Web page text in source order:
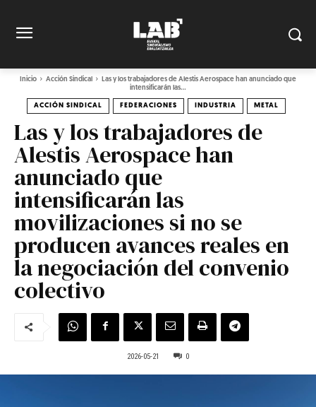
Inicio Acción Sindical
Las y los trabajadores de Alestis Aerospace han anunciado que
intensificarán las...
ACCIÓN SINDICAL FEDERACIONES INDUSTRIA METAL
Las y los trabajadores de
Alestis Aerospace han
anunciado que
intensificarán las
movilizaciones si no se
producen avances reales en
la negociación del convenio
colectivo
2026-05-21 0